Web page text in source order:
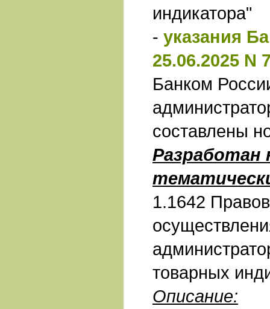
индикатора"
- указания
25.06.2025 N
Банком
составлены
Разработан
1.1642
товарных
Описание: